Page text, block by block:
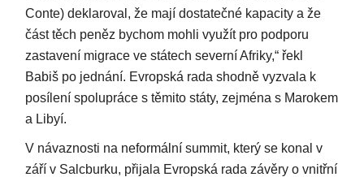
Conte) deklaroval, že mají dostatečné kapacity a že
část těch peněz bychom mohli využít pro podporu
zastavení migrace ve státech severní Afriky,“ řekl
Babiš po jednání. Evropská rada shodně vyzvala k
posílení spolupráce s těmito státy, zejména s Marokem
a Libyí.
V návaznosti na neformální summit, který se konal v
září v Salcburku, přijala Evropská rada závěry o vnitřní